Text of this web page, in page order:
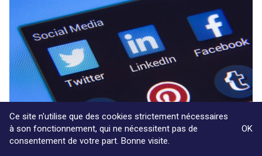
Ce site n'utilise que des cookies strictement nécessaires
à son fonctionnement, qui ne nécessitent pas de
consentement de votre part. Bonne visite.
OK